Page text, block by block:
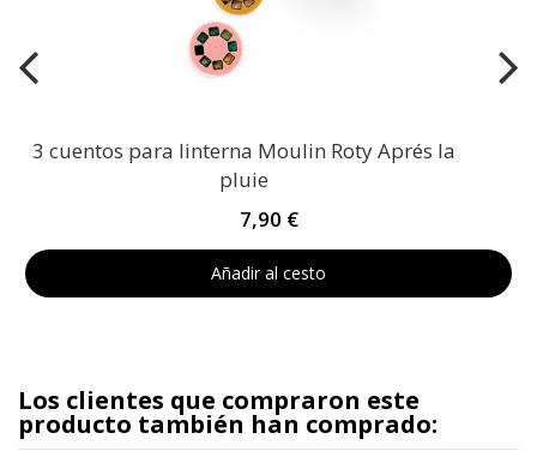
3 cuentos para linterna Moulin Roty Aprés la
pluie
7,90 €
Añadir al cesto
Los clientes que compraron este
producto también han comprado: